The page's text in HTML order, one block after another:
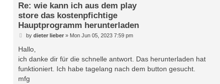
Re: wie kann ich aus dem play
store das kostenpfichtige
Hauptprogramm herunterladen
P
s
by dieter lieber» Mon Jun 05, 2023 7:59 pm
Hallo,
ich danke dir für die schnelle antwort. Das herunterladen hat
funktioniert. Ich habe tagelang nach dem button gesucht.
mfg